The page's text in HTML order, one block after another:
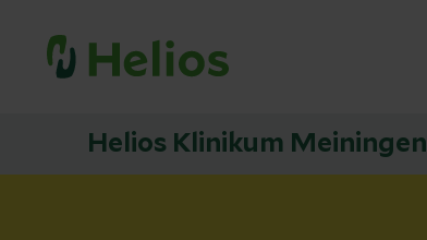
Helios Klinikum Meiningen